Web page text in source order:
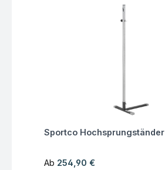
Fragen zum Artikel
Sportco Hochsprungständer
Regulärer Preis:
Ab 254,90 €